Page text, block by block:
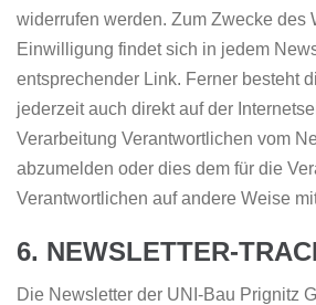
widerrufen werden. Zum Zwecke des
Einwilligung findet sich in jedem
entsprechender Link. Ferner besteht
jederzeit auch direkt auf der
Verarbeitung Verantwortlichen vom
abzumelden oder dies dem für die
Verantwortlichen auf andere Weise
6. NEWSLETTER-
Die Newsletter der UNI-Bau Prignitz